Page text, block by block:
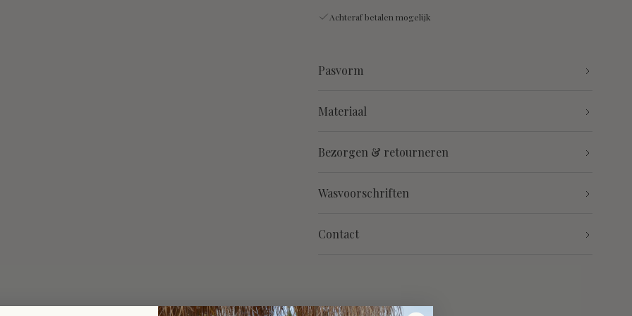
Achteraf betalen mogelijk
Pasvorm
Materiaal
Bezorgen & retourneren
Wasvoorschriften
Contact